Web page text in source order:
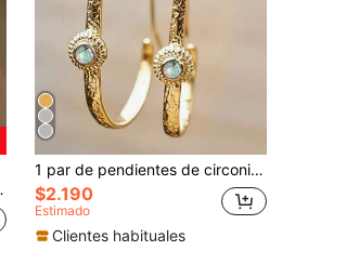
1 par de pendientes de circonita cúbica para mujeres, joyas para novia, boda, compromiso, aniversario, regalos
$2.190
Estimado
Clientes habituales